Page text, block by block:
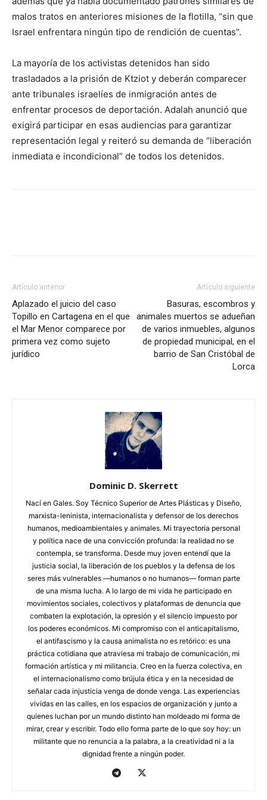
malos tratos en anteriores misiones de la flotilla, “sin que
Israel enfrentara ningún tipo de rendición de cuentas”.
La mayoría de los activistas detenidos han sido
trasladados a la prisión de Ktziot y deberán comparecer
ante tribunales israelíes de inmigración antes de
enfrentar procesos de deportación. Adalah anunció que
exigirá participar en esas audiencias para garantizar
representación legal y reiteró su demanda de “liberación
inmediata e incondicional” de todos los detenidos.
Artículo anterior
Aplazado el juicio del caso
Topillo en Cartagena en el que
el Mar Menor comparece por
primera vez como sujeto
jurídico
Artículo siguiente
Basuras, escombros y
animales muertos se adueñan
de varios inmuebles, algunos
de propiedad municipal, en el
barrio de San Cristóbal de
Lorca
Dominic D. Skerrett
Nací en Gales. Soy Técnico Superior de Artes Plásticas y Diseño,
marxista-leninista, internacionalista y defensor de los derechos
humanos, medioambientales y animales. Mi trayectoria personal
y política nace de una convicción profunda: la realidad no se
contempla, se transforma. Desde muy joven entendí que la
justicia social, la liberación de los pueblos y la defensa de los
seres más vulnerables —humanos o no humanos— forman parte
de una misma lucha. A lo largo de mi vida he participado en
movimientos sociales, colectivos y plataformas de denuncia que
combaten la explotación, la opresión y el silencio impuesto por
los poderes económicos. Mi compromiso con el anticapitalismo,
el antifascismo y la causa animalista no es retórico: es una
práctica cotidiana que atraviesa mi trabajo de comunicación, mi
formación artística y mi militancia. Creo en la fuerza colectiva, en
el internacionalismo como brújula ética y en la necesidad de
señalar cada injusticia venga de donde venga. Las experiencias
vividas en las calles, en los espacios de organización y junto a
quienes luchan por un mundo distinto han moldeado mi forma de
mirar, crear y escribir. Todo ello forma parte de lo que soy hoy: un
militante que no renuncia a la palabra, a la creatividad ni a la
dignidad frente a ningún poder.